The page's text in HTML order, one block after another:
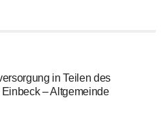
in Teilen des
– Altgemeinde